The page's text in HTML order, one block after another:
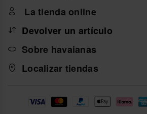
La tienda online
Devolver un artículo
Sobre havaianas
Localizar tiendas